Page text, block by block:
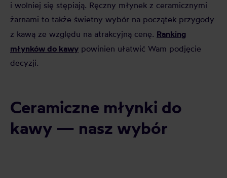
i wolniej się stępiają. Ręczny młynek z ceramicznymi
żarnami to także świetny wybór na początek przygody
z kawą ze względu na atrakcyjną cenę. Ranking
młynków do kawy powinien ułatwić Wam podjęcie
decyzji.
Ceramiczne młynki do
kawy — nasz wybór